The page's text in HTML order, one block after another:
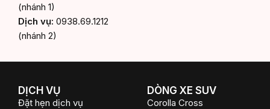
(nhánh 1)
Dịch vụ: 0938.69.1212
(nhánh 2)
DỊCH VỤ
Đặt hẹn dịch vụ
DÒNG XE SUV
Corolla Cross